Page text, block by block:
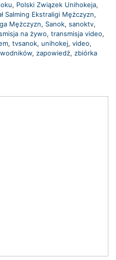
, Polski Związek Unihokeja,
Salming Ekstraligi Mężczyzn,
Mężczyzn, Sanok, sanoktv,
na żywo, transmisja video,
, tvsanok, unihokej, video,
, zapowiedź, zbiórka